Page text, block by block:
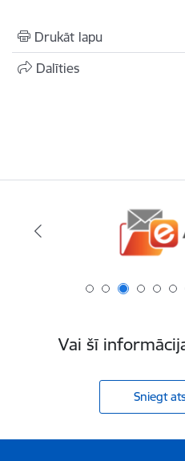
Drukāt lapu
Dalīties
Vai šī
Sniegt